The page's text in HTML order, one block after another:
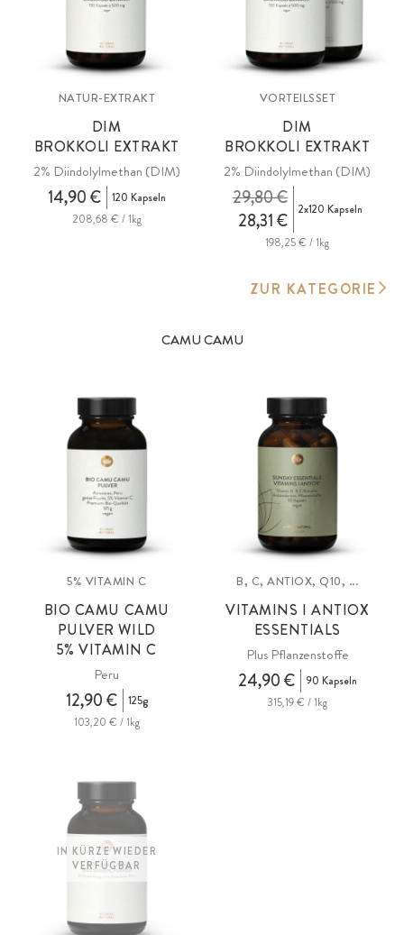
NATUR-EXTRAKT
DIM
BROKKOLI EXTRAKT
2% Diindolylmethan (DIM)
14,90 €
120 Kapseln
208,68 € / 1kg
VORTEILSSET
DIM
BROKKOLI EXTRAKT
2% Diindolylmethan (DIM)
28,31 €
29,80 € 2x120 Kapseln
198,25 € / 1kg
ZUR KATEGORIE
CAMU CAMU
5% VITAMIN C
BIO CAMU CAMU
PULVER WILD
5% VITAMIN C
Peru
12,90 €
125g
103,20 € / 1kg
B, C, ANTIOX, Q10, ...
VITAMINS I ANTIOX
ESSENTIALS
Plus Pflanzenstoffe
24,90 €
90 Kapseln
315,19 € / 1kg
IN KÜRZE WIEDER
VERFÜGBAR